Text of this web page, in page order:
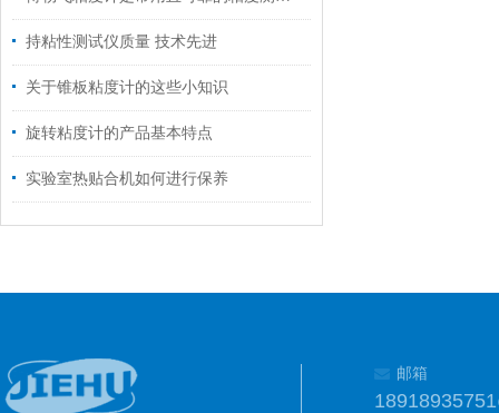
持粘性测试仪质量 技术先进
关于锥板粘度计的这些小知识
旋转粘度计的产品基本特点
实验室热贴合机如何进行保养
邮箱